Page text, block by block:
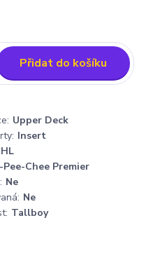
Přidat do košíku
Upper Deck
Insert
Pee-Chee Premier
Ne
Ne
Tallboy